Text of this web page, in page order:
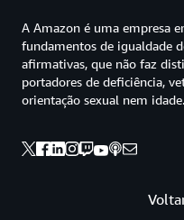
A Amazon é uma empresa
fundamentos de igualdade
afirmativas, que não faz
portadores de deficiência,
orientação sexual nem idade.